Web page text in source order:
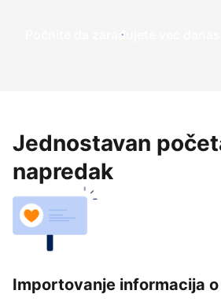
Počnite da zarađujete već danas
Jednostavan
napredak
Importovanje informacija